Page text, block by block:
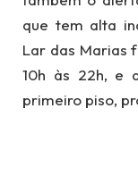
que tem alta
Lar das Marias
10h às 22h, e
primeiro piso,